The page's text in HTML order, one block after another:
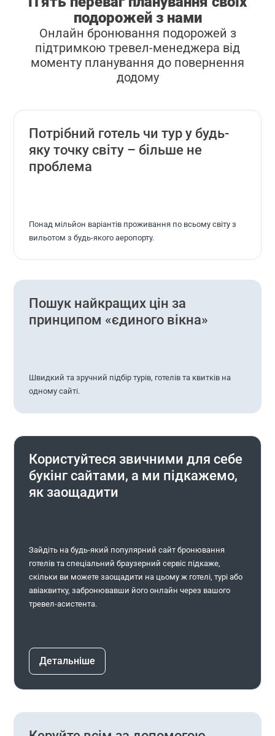
подорожей з нами
Онлайн бронювання подорожей з
підтримкою тревел-менеджера від
моменту планування до повернення
додому
Потрібний готель чи тур у будь-
яку точку світу – більше не
проблема
Понад мільйон варіантів проживання по всьому світу з
вильотом з будь-якого аеропорту.
Пошук найкращих цін за
принципом «єдиного вікна»
Швидкий та зручний підбір турів, готелів та квитків на
одному сайті.
Користуйтеся звичними для себе
букінг сайтами, а ми підкажемо,
як заощадити
Зайдіть на будь-який популярний сайт бронювання
готелів та спеціальний браузерний сервіс підкаже,
скільки ви можете заощадити на цьому ж готелі, турі або
авіаквитку, забронювавши його онлайн через вашого
тревел-асистента.
Детальніше